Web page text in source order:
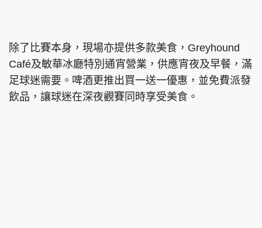
除了比賽本身，現場亦提供多款美食，Greyhound
Café及敏華冰廳特別通宵營業，供應宵夜及早餐，滿
足球迷需要。啤酒更推出買一送一優惠，並免費派發
飲品，讓球迷在深夜觀賽同時享受美食。